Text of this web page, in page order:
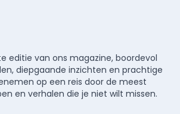
editie van ons magazine, boordevol
diepgaande inzichten en prachtige
op een reis door de meest
en verhalen die je niet wilt missen.